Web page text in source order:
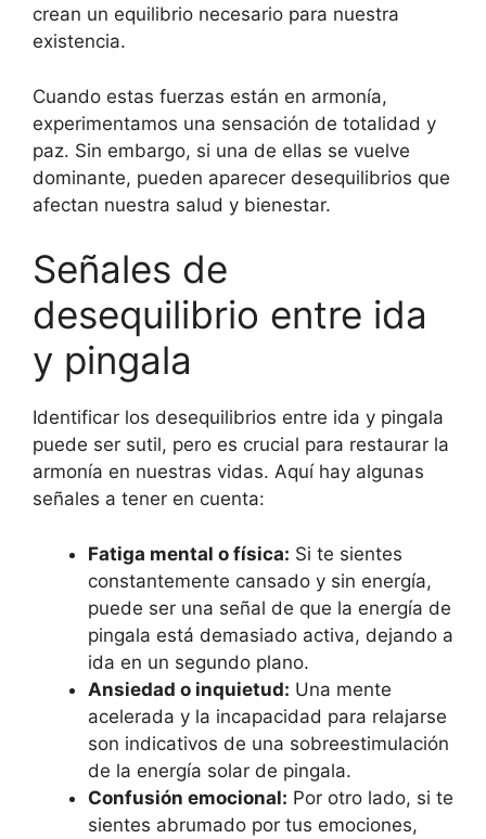
crean un equilibrio necesario para nuestra
existencia.
Cuando estas fuerzas están en armonía,
experimentamos una sensación de totalidad y
paz. Sin embargo, si una de ellas se vuelve
dominante, pueden aparecer desequilibrios que
afectan nuestra salud y bienestar.
Señales de
desequilibrio entre ida
y pingala
Identificar los desequilibrios entre ida y pingala
puede ser sutil, pero es crucial para restaurar la
armonía en nuestras vidas. Aquí hay algunas
señales a tener en cuenta:
Fatiga mental o física: Si te sientes
constantemente cansado y sin energía,
puede ser una señal de que la energía de
pingala está demasiado activa, dejando a
ida en un segundo plano.
Ansiedad o inquietud: Una mente
acelerada y la incapacidad para relajarse
son indicativos de una sobreestimulación
de la energía solar de pingala.
Confusión emocional: Por otro lado, si te
sientes abrumado por tus emociones,